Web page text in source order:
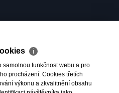
ℹ
samotnou funkčnost webu a pro
procházení. Cookies třetích
výkonu a zkvalitnění obsahu